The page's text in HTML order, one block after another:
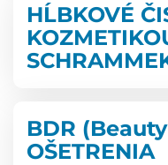
HĹBKOVÉ
BDR
OŠETRENIA